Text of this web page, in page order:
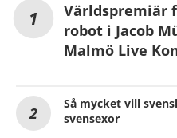
Världspremiär
robot i Jacob
Malmö Live
Så mycket vill
svensexor